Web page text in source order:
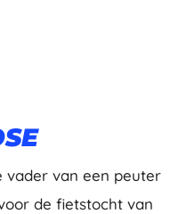
vader van een peuter
de fietstocht van